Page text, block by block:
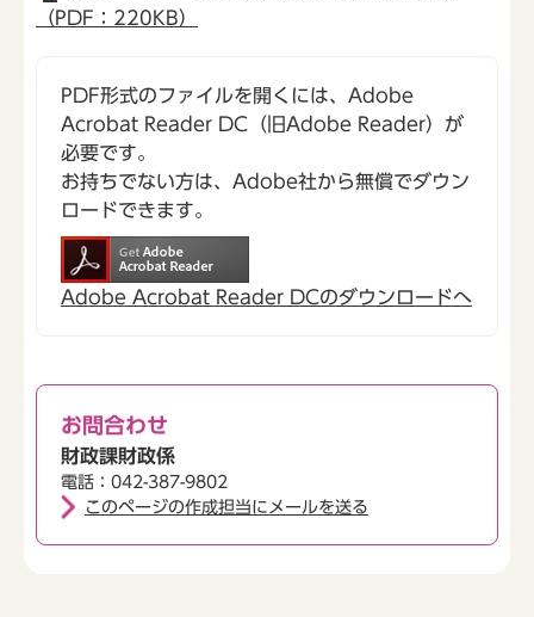
（PDF：220KB）
PDF形式のファイルを開くには、Adobe
Acrobat Reader DC（旧Adobe Reader）が
必要です。
お持ちでない方は、Adobe社から無償でダウン
ロードできます。
Adobe Acrobat Reader DCのダウンロードへ
お問合わせ
財政課財政係
電話：042-387-9802
このページの作成担当にメールを送る